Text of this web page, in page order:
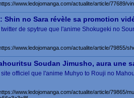
www.ledojomanga.com/actualite/article/77689/
Shin no Sara révèle sa promotion
de spytrue que l'anime Shokugeki no
www.ledojomanga.com/actualite/article/79855/
Soudan Jimusho, aura une
officiel que l'anime Muhyo to Rouji no
www.ledojomanga.com/actualite/article/79865/